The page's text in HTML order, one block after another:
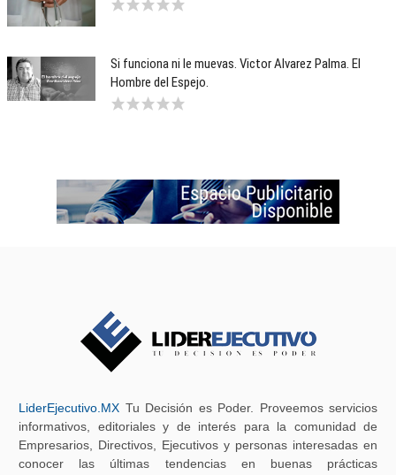
Si funciona ni le muevas. Victor Alvarez Palma. El
Hombre del Espejo.
LiderEjecutivo.MX Tu Decisión es Poder. Proveemos servicios
informativos, editoriales y de interés para la comunidad de
Empresarios, Directivos, Ejecutivos y personas interesadas en
conocer las últimas tendencias en buenas prácticas